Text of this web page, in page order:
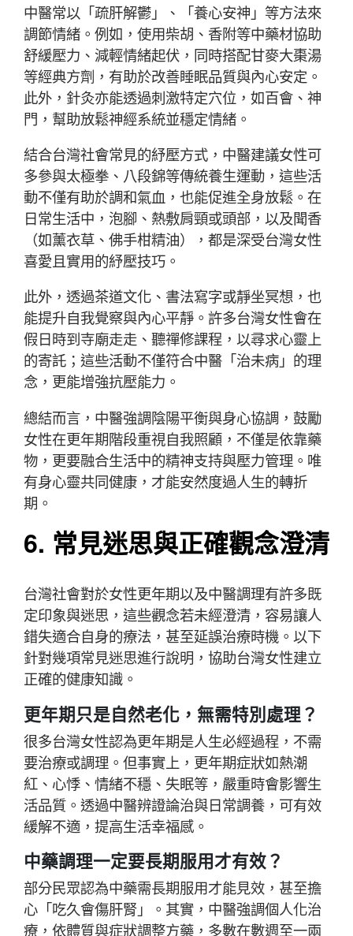
中醫常以「疏肝解鬱」、「養心安神」等方法來
調節情緒。例如，使用柴胡、香附等中藥材協助
舒緩壓力、減輕情緒起伏，同時搭配甘麥大棗湯
等經典方劑，有助於改善睡眠品質與內心安定。
此外，針灸亦能透過刺激特定穴位，如百會、神
門，幫助放鬆神經系統並穩定情緒。
結合台灣社會常見的紓壓方式，中醫建議女性可
多參與太極拳、八段錦等傳統養生運動，這些活
動不僅有助於調和氣血，也能促進全身放鬆。在
日常生活中，泡腳、熱敷肩頸或頭部，以及聞香
（如薰衣草、佛手柑精油），都是深受台灣女性
喜愛且實用的紓壓技巧。
此外，透過茶道文化、書法寫字或靜坐冥想，也
能提升自我覺察與內心平靜。許多台灣女性會在
假日時到寺廟走走、聽禪修課程，以尋求心靈上
的寄託；這些活動不僅符合中醫「治未病」的理
念，更能增強抗壓能力。
總結而言，中醫強調陰陽平衡與身心協調，鼓勵
女性在更年期階段重視自我照顧，不僅是依靠藥
物，更要融合生活中的精神支持與壓力管理。唯
有身心靈共同健康，才能安然度過人生的轉折
期。
6. 常見迷思與正確觀念澄清
台灣社會對於女性更年期以及中醫調理有許多既
定印象與迷思，這些觀念若未經澄清，容易讓人
錯失適合自身的療法，甚至延誤治療時機。以下
針對幾項常見迷思進行說明，協助台灣女性建立
正確的健康知識。
更年期只是自然老化，無需特別處理？
很多台灣女性認為更年期是人生必經過程，不需
要治療或調理。但事實上，更年期症狀如熱潮
紅、心悸、情緒不穩、失眠等，嚴重時會影響生
活品質。透過中醫辨證論治與日常調養，可有效
緩解不適，提高生活幸福感。
中藥調理一定要長期服用才有效？
部分民眾認為中藥需長期服用才能見效，甚至擔
心「吃久會傷肝腎」。其實，中醫強調個人化治
療，依體質與症狀調整方藥，多數在數週至一兩